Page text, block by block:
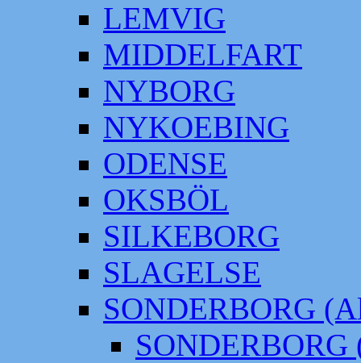
LEMVIG
MIDDELFART
NYBORG
NYKOEBING
ODENSE
OKSBÖL
SILKEBORG
SLAGELSE
SONDERBORG
SONDERBORG